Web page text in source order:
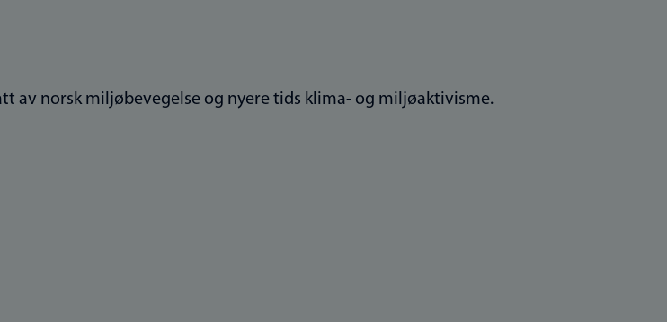
av norsk miljøbevegelse og nyere tids klima- og miljøaktivisme.